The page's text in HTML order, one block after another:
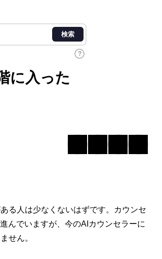
検索
?
に入った
る人は少なくないはずです。カウンセ
んでいますが、今のAIカウンセラーに
せん。